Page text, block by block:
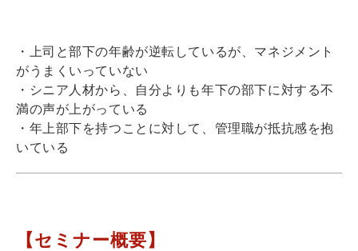
・上司と部下の年齢が逆転しているが、マネジメント
がうまくいっていない
・シニア人材から、自分よりも年下の部下に対する不
満の声が上がっている
・年上部下を持つことに対して、管理職が抵抗感を抱
いている
【セミナー概要】